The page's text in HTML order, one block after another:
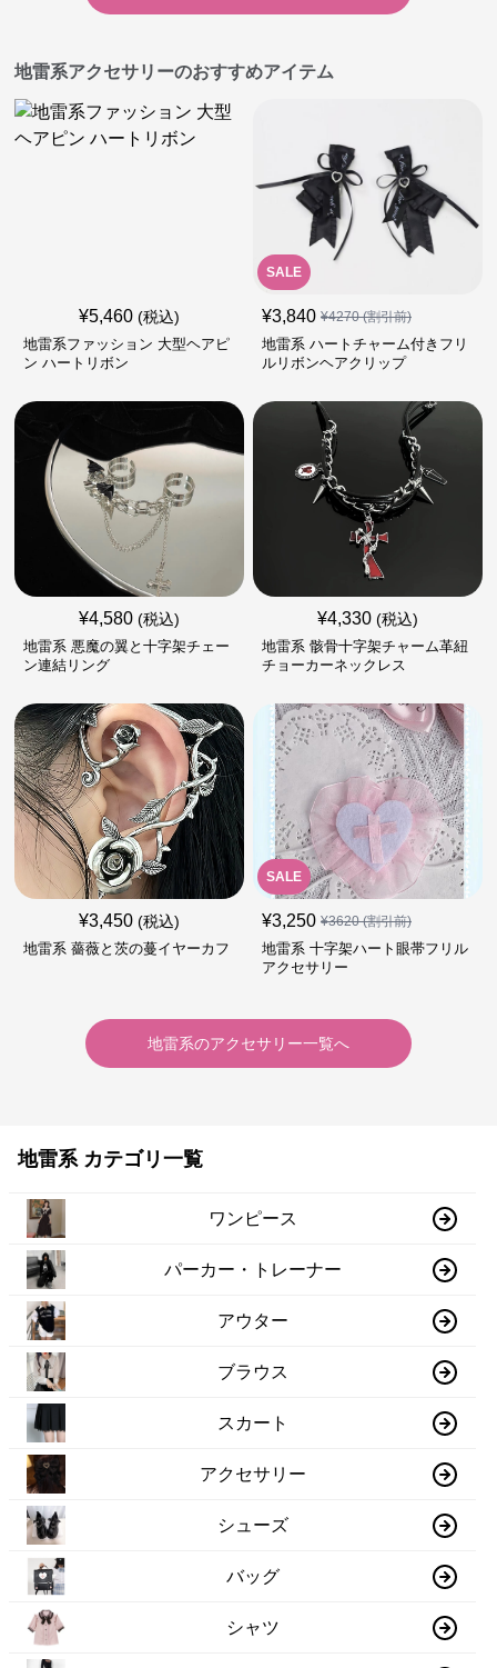
地雷系アクセサリーのおすすめアイテム
¥5,460 (税込)
地雷系ファッション 大型ヘアピ
ン ハートリボン
SALE
¥3,840 ¥4270(割引前)
地雷系 ハートチャーム付きフリ
ルリボンヘアクリップ
¥4,580 (税込)
地雷系 悪魔の翼と十字架チェー
ン連結リング
¥4,330 (税込)
地雷系 骸骨十字架チャーム革紐
チョーカーネックレス
¥3,450 (税込)
地雷系 薔薇と茨の蔓イヤーカフ
SALE
¥3,250 ¥3620(割引前)
地雷系 十字架ハート眼帯フリル
アクセサリー
地雷系のアクセサリー一覧へ
地雷系 カテゴリ一覧
ワンピース
パーカー・トレーナー
アウター
ブラウス
スカート
アクセサリー
シューズ
バッグ
シャツ